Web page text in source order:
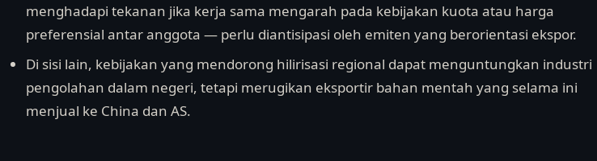
menghadapi tekanan jika kerja sama mengarah pada kebijakan kuota atau harga
preferensial antar anggota — perlu diantisipasi oleh emiten yang berorientasi ekspor.
Di sisi lain, kebijakan yang mendorong hilirisasi regional dapat menguntungkan industri
pengolahan dalam negeri, tetapi merugikan eksportir bahan mentah yang selama ini
menjual ke China dan AS.